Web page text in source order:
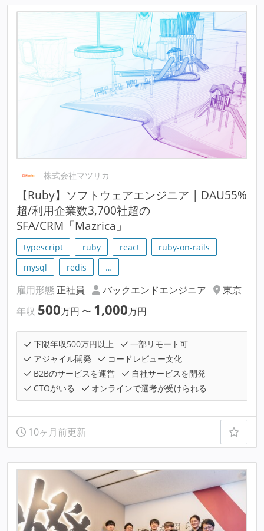
株式会社マツリカ
【Ruby】ソフトウェアエンジニア | DAU55%
超/利用企業数3,700社超の
SFA/CRM「Mazrica」
typescript ruby react
ruby-on-rails
mysql
redis …
雇用形態 正社員 バックエンドエンジニア
東京
年収 500万円 〜 1,000万円
下限年収500万円以上
一部リモート可
アジャイル開発
コードレビュー文化
B2Bのサービスを運営
自社サービスを開発
CTOがいる
オンラインで選考が受けられる
10ヶ月前更新